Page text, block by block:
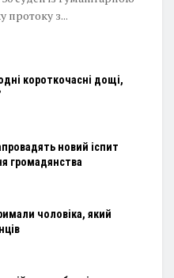
протоку з...
короткочасні дощі,
новий іспит
громадянства
чоловіка, який